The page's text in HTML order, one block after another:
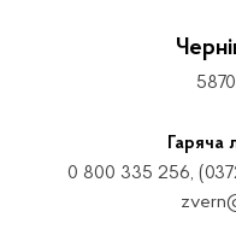
Гаряча
0 800 335 256,